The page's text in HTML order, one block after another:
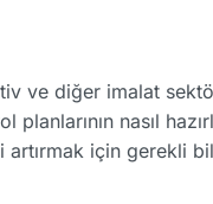
ve diğer imalat
nasıl
artırmak için gerekli